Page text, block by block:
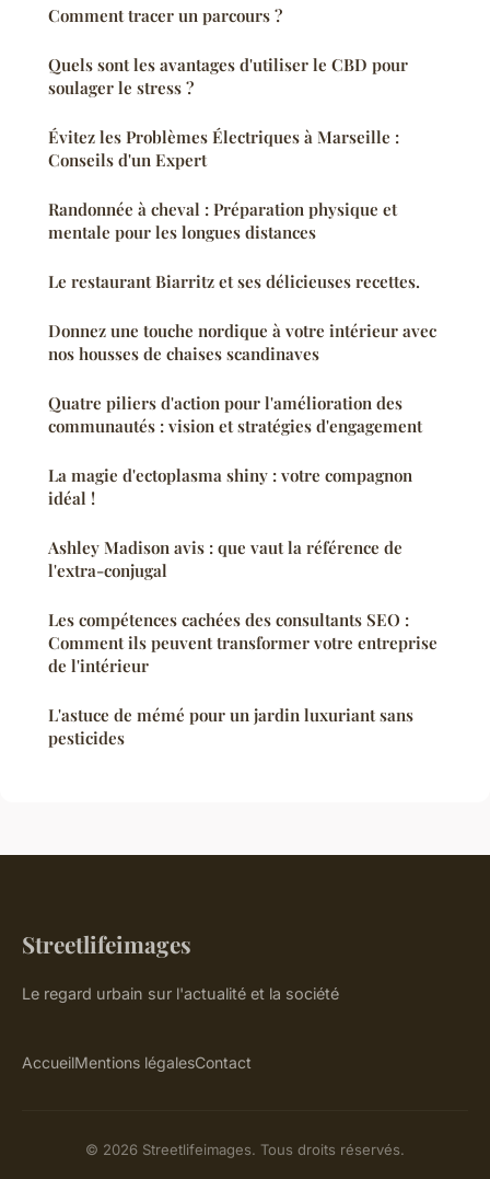
Comment tracer un parcours ?
Quels sont les avantages d'utiliser le CBD pour
soulager le stress ?
Évitez les Problèmes Électriques à Marseille :
Conseils d'un Expert
Randonnée à cheval : Préparation physique et
mentale pour les longues distances
Le restaurant Biarritz et ses délicieuses recettes.
Donnez une touche nordique à votre intérieur avec
nos housses de chaises scandinaves
Quatre piliers d'action pour l'amélioration des
communautés : vision et stratégies d'engagement
La magie d'ectoplasma shiny : votre compagnon
idéal !
Ashley Madison avis : que vaut la référence de
l'extra-conjugal
Les compétences cachées des consultants SEO :
Comment ils peuvent transformer votre entreprise
de l'intérieur
L'astuce de mémé pour un jardin luxuriant sans
pesticides
Streetlifeimages
Le regard urbain sur l'actualité et la société
AccueilMentions légalesContact
© 2026 Streetlifeimages. Tous droits réservés.